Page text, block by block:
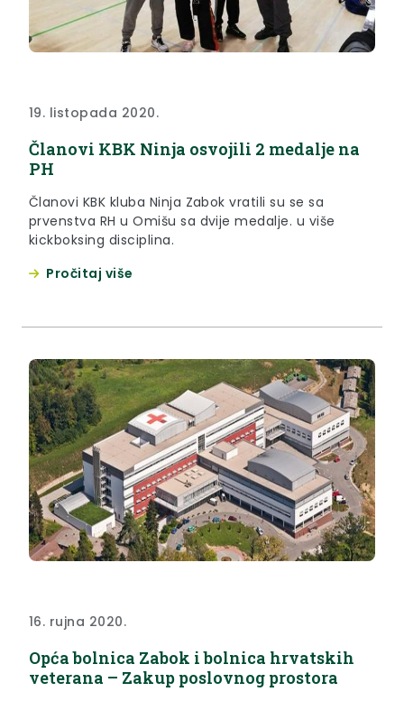
19. listopada 2020.
Članovi KBK Ninja osvojili 2 medalje na
PH
Članovi KBK kluba Ninja Zabok vratili su se sa
prvenstva RH u Omišu sa dvije medalje. u više
kickboksing disciplina.
Pročitaj više
16. rujna 2020.
Opća bolnica Zabok i bolnica hrvatskih
veterana – Zakup poslovnog prostora